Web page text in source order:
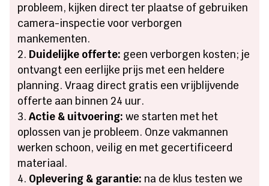
probleem, kijken direct ter plaatse of gebruiken
camera-inspectie voor verborgen
mankementen.
Duidelijke offerte: geen verborgen kosten; je
ontvangt een eerlijke prijs met een heldere
planning. Vraag direct gratis een vrijblijvende
offerte aan binnen 24 uur.
Actie & uitvoering: we starten met het
oplossen van je probleem. Onze vakmannen
werken schoon, veilig en met gecertificeerd
materiaal.
Oplevering & garantie: na de klus testen we